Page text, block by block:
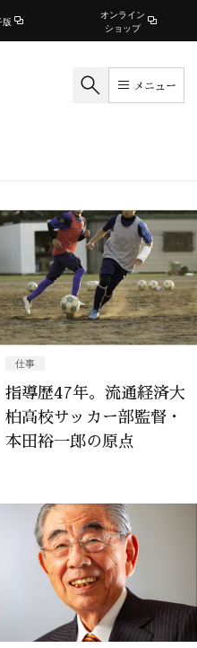
オンライン
ショップ
メニュー
仕事
指導歴47年。流通経済大
柏高校サッカー部監督・
本田裕一郎の原点